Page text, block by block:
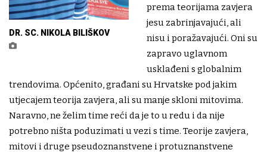
DR. SC. NIKOLA BILIŠKOV
prema teorijama zavjera
jesu zabrinjavajući, ali
nisu i poražavajući. Oni su
zapravo uglavnom
usklađeni s globalnim
trendovima. Općenito, građani su Hrvatske pod jakim
utjecajem teorija zavjera, ali su manje skloni mitovima.
Naravno, ne želim time reći da je to u redu i da nije
potrebno ništa poduzimati u vezi s time. Teorije zavjera,
mitovi i druge pseudoznanstvene i protuznanstvene